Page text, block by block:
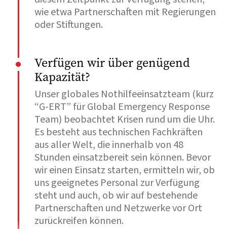
wie etwa Partnerschaften mit Regierungen
oder Stiftungen.
Verfügen wir über genügend
Kapazität?
Unser globales Nothilfeeinsatzteam (kurz
“G-ERT” für Global Emergency Response
Team) beobachtet Krisen rund um die Uhr.
Es besteht aus technischen Fachkräften
aus aller Welt, die innerhalb von 48
Stunden einsatzbereit sein können. Bevor
wir einen Einsatz starten, ermitteln wir, ob
uns geeignetes Personal zur Verfügung
steht und auch, ob wir auf bestehende
Partnerschaften und Netzwerke vor Ort
zurückreifen können.